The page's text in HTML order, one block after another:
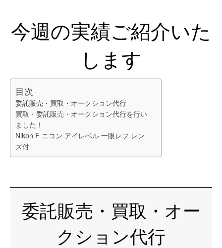
今週の実績ご紹介いた
します
目次
委託販売・買取・オークション代行
買取・委託販売・オークション代行を行い
ました！
Nikon F ニコン アイレベル 一眼レフ レン
ズ付
委託販売・買取・オー
クション代行